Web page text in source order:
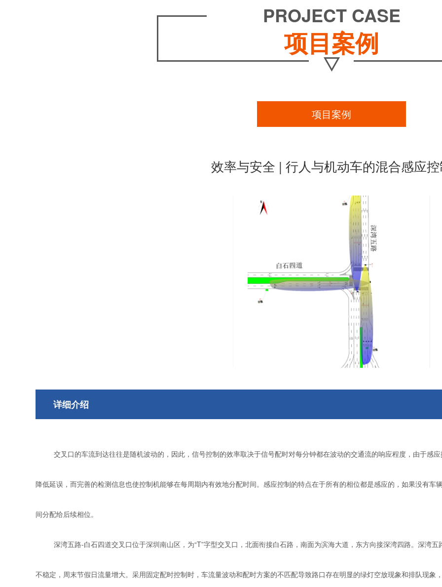
PROJECT CASE
项目案例
项目案例
效率与安全 | 行人与机动车的混合感应
详细介绍
交叉口的车流到达往往是随机波动的，因此，信号控制的效率取决于信号配时对每分钟都在波动的交通流的响应程度，由于感
降低延误，而完善的检测信息也使控制机能够在每周期内有效地分配时间。感应控制的特点在于所有的相位都是感应的，如果没有
间分配给后续相位。
深湾五路-白石四道交叉口位于深圳南山区 ，为“T”字型交叉口 ，北面衔接白石路，南面为滨海大道，东方向接深湾四路。深湾
不稳定，周末节假日流量增大。采用固定配时控制时，车流量波动和配时方案的不匹配导致路口存在明显的绿灯空放现象和排队现